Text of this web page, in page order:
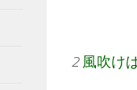
2 風吹け